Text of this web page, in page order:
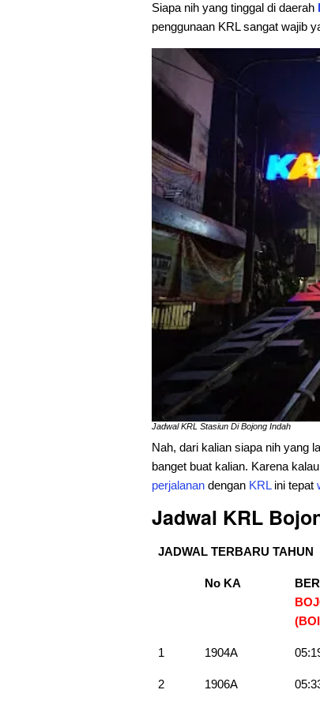
Siapa nih yang tinggal di daerah
penggunaan KRL sangat wajib
Jadwal KRL Stasiun Di Bojong Indah
Nah, dari kalian siapa nih yang
banget buat kalian. Karena
perjalanan dengan KRLini tepat
Jadwal KRL
JADWAL TERBARU TAHUN
No KA
1 1904A
2 1906A